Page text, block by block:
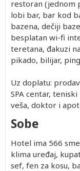
restoran (jednom
lobi bar, bar kod
bazena, dečiji
besplatan wi-fi
teretana, đakuzi
pikado, bilijar,
Uz doplatu:
SPA centar,
veša, doktor i
Sobe
Hotel ima 566
klima uređaj,
sef, fen za kosu,